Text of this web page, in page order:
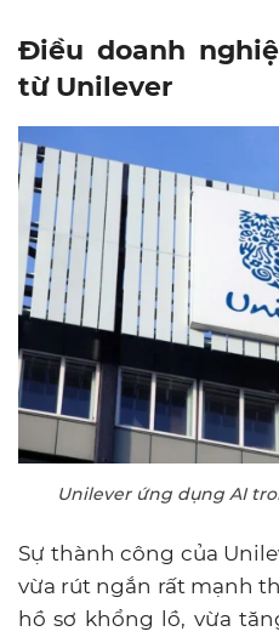
Điều doanh
từ Unilever
Unilever ứng dụng AI
Sự thành công của
vừa rút ngắn rất mạnh
hồ sơ khổng lồ, vừa